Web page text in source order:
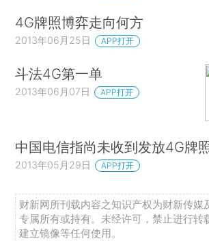
4G牌照博弈走向何方
2013年06月25日 APP打开
斗法4G第一单
2013年06月07日 APP打开
中国电信指尚未收到发放4G牌
2013年05月29日 APP打开
财新网所刊载内容之知识产权为财新传媒
专属所有或持有。未经许可，禁止进行转
建立镜像等任何使用。